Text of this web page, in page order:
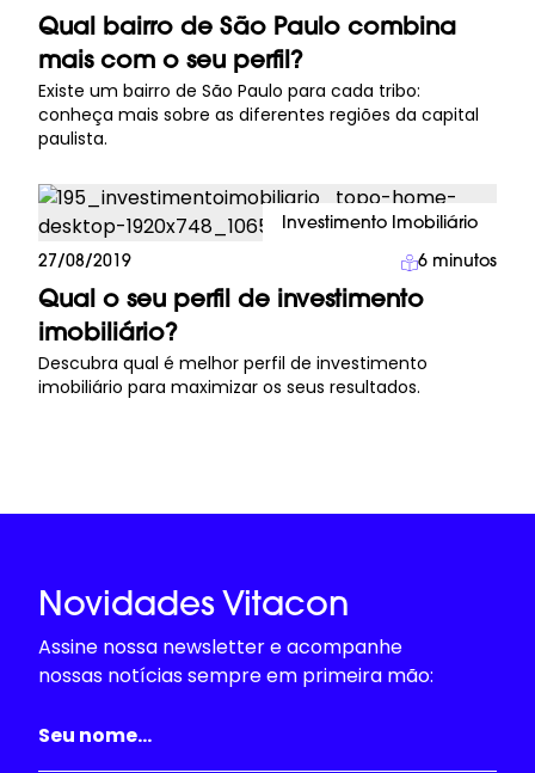
Qual bairro de São Paulo combina
mais com o seu perfil?
Existe um bairro de São Paulo para cada tribo:
conheça mais sobre as diferentes regiões da capital
paulista.
Investimento Imobiliário
27/08/2019 6 minutos
Qual o seu perfil de investimento
imobiliário?
Descubra qual é melhor perfil de investimento
imobiliário para maximizar os seus resultados.
Novidades Vitacon
Assine nossa newsletter e acompanhe
nossas notícias sempre em primeira mão: